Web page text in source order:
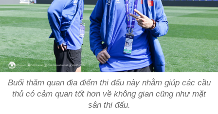
Buổi thăm quan địa điểm thi đấu này nhằm giúp các cầu
thủ có cảm quan tốt hơn về không gian cũng như mặt
sân thi đấu.